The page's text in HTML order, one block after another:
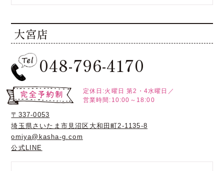
大宮店
048-796-4170
定休日:火曜日 第2・4水曜日／
営業時間:10:00～18:00
〒337-0053
埼玉県さいたま市見沼区大和田町2-1135-8
omiya@kasha-g.com
公式LINE